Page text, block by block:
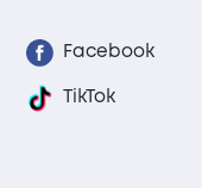
Facebook
TikTok